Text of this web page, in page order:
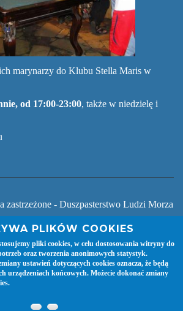
marynarzy do Klubu Stella Maris w
od 17:00-23:00, także w niedzielę i
zastrzeżone - Duszpasterstwo Ludzi Morza
PLIKÓW COOKIES
pliki cookies, w celu dostosowania witryny do
oraz tworzenia anonimowych statystyk.
ustawień dotyczących cookies oznacza, że będą
urządzeniach końcowych. Możecie dokonać zmiany